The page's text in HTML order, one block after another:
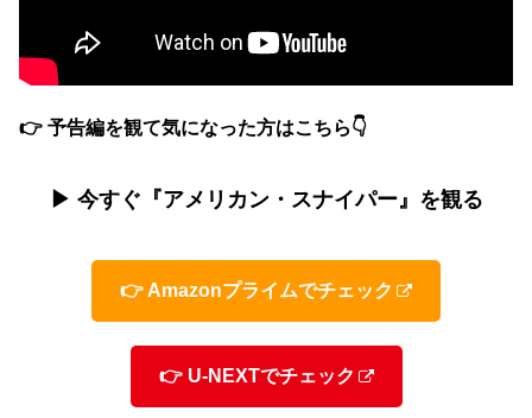
👉 予告編を観て気になった方はこちら👇
▶ 今すぐ『アメリカン・スナイパー』を観る
👉 Amazonプライムでチェック
👉 U-NEXTでチェック